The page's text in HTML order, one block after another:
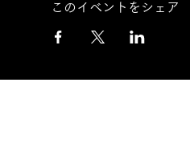
このイベントをシェア